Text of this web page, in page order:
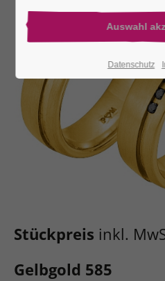
Stückpreis inkl.
Gelbgold 585
Datenschutz